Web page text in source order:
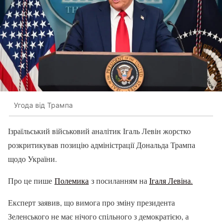
Угода від Трампа
Ізраїльський військовий аналітик Ігаль Левін жорстко
розкритикував позицію адміністрації Дональда Трампа
щодо України.
Про це пише Полемика з посиланням на Ігаля Левіна.
Експерт заявив, що вимога про зміну президента
Зеленського не має нічого спільного з демократією, а